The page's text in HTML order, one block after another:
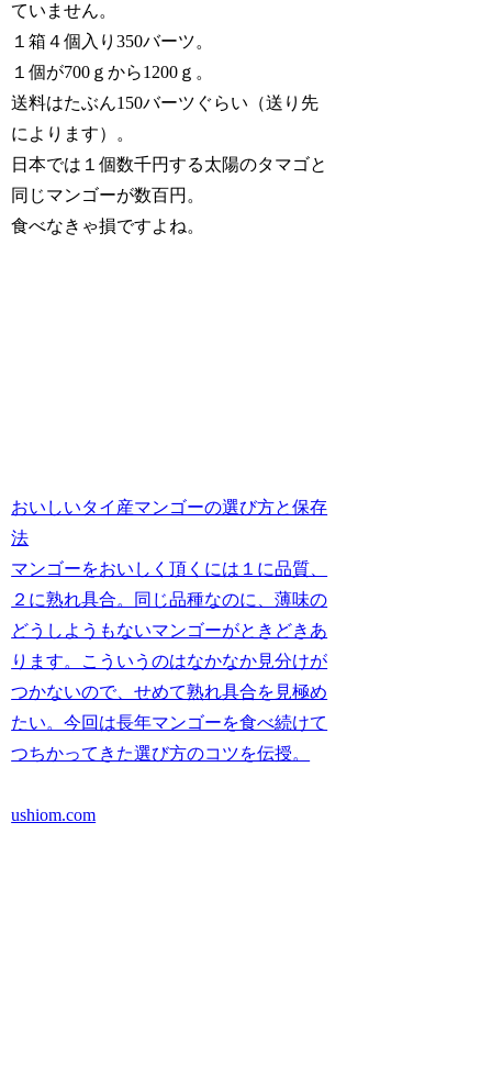
ていません。
１箱４個入り350バーツ。
１個が700ｇから1200ｇ。
送料はたぶん150バーツぐらい（送り先
によります）。
日本では１個数千円する太陽のタマゴと
同じマンゴーが数百円。
食べなきゃ損ですよね。
おいしいタイ産マンゴーの選び方と保存
法
マンゴーをおいしく頂くには１に品質、
２に熟れ具合。同じ品種なのに、薄味の
どうしようもないマンゴーがときどきあ
ります。こういうのはなかなか見分けが
つかないので、せめて熟れ具合を見極め
たい。今回は長年マンゴーを食べ続けて
つちかってきた選び方のコツを伝授。
ushiom.com